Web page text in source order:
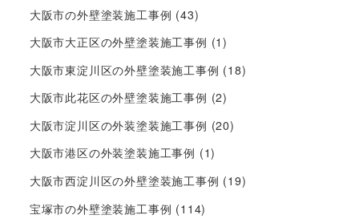
大阪市の外壁塗装施工事例 (43)
大阪市大正区の外壁塗装施工事例 (1)
大阪市東淀川区の外壁塗装施工事例 (18)
大阪市此花区の外壁塗装施工事例 (2)
大阪市淀川区の外装塗装施工事例 (20)
大阪市港区の外装塗装施工事例 (1)
大阪市西淀川区の外壁塗装施工事例 (19)
宝塚市の外壁塗装施工事例 (114)